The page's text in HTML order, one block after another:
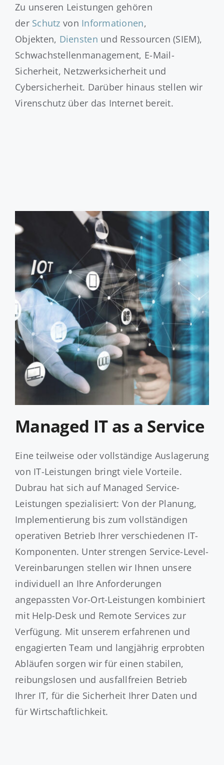
Zu unseren Leistungen gehören
der Schutz von Informationen,
Objekten, Diensten und Ressourcen (SIEM),
Schwachstellenmanagement, E-Mail-
Sicherheit, Netzwerksicherheit und
Cybersicherheit. Darüber hinaus stellen wir
Virenschutz über das Internet bereit.
Managed IT as a Service
Eine teilweise oder vollständige Auslagerung
von IT-Leistungen bringt viele Vorteile.
Dubrau hat sich auf Managed Service-
Leistungen spezialisiert: Von der Planung,
Implementierung bis zum vollständigen
operativen Betrieb Ihrer verschiedenen IT-
Komponenten. Unter strengen Service-Level-
Vereinbarungen stellen wir Ihnen unsere
individuell an Ihre Anforderungen
angepassten Vor-Ort-Leistungen kombiniert
mit Help-Desk und Remote Services zur
Verfügung. Mit unserem erfahrenen und
engagierten Team und langjährig erprobten
Abläufen sorgen wir für einen stabilen,
reibungslosen und ausfallfreien Betrieb
Ihrer IT, für die Sicherheit Ihrer Daten und
für Wirtschaftlichkeit.